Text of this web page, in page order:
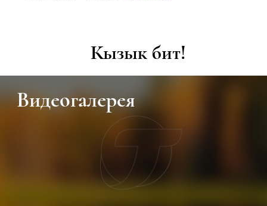
Кызык бит!
Видеогалерея